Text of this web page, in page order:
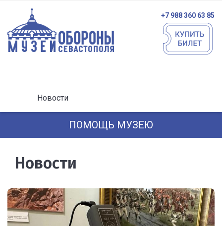
+7 988 360 63 85
Новости
ПОМОЩЬ МУЗЕЮ
Новости